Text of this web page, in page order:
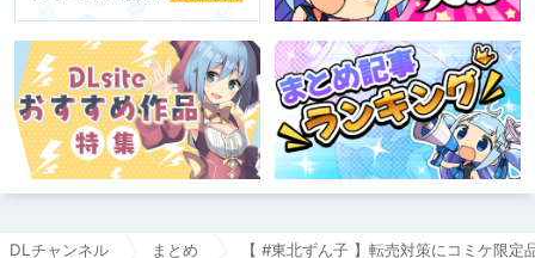
DLチャンネル まとめ 【 #東北ずん子 】転売対策にコミケ限